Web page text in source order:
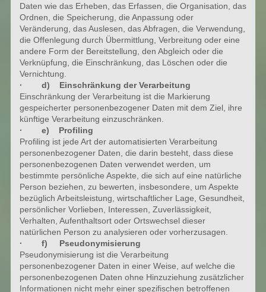
Daten wie das Erheben, das Erfassen, die Organisation, das
Ordnen, die Speicherung, die Anpassung oder
Veränderung, das Auslesen, das Abfragen, die Verwendung,
die Offenlegung durch Übermittlung, Verbreitung oder eine
andere Form der Bereitstellung, den Abgleich oder die
Verknüpfung, die Einschränkung, das Löschen oder die
Vernichtung.
· d) Einschränkung der Verarbeitung
Einschränkung der Verarbeitung ist die Markierung
gespeicherter personenbezogener Daten mit dem Ziel, ihre
künftige Verarbeitung einzuschränken.
· e) Profiling
Profiling ist jede Art der automatisierten Verarbeitung
personenbezogener Daten, die darin besteht, dass diese
personenbezogenen Daten verwendet werden, um
bestimmte persönliche Aspekte, die sich auf eine natürliche
Person beziehen, zu bewerten, insbesondere, um Aspekte
bezüglich Arbeitsleistung, wirtschaftlicher Lage, Gesundheit,
persönlicher Vorlieben, Interessen, Zuverlässigkeit,
Verhalten, Aufenthaltsort oder Ortswechsel dieser
natürlichen Person zu analysieren oder vorherzusagen.
· f) Pseudonymisierung
Pseudonymisierung ist die Verarbeitung
personenbezogener Daten in einer Weise, auf welche die
personenbezogenen Daten ohne Hinzuziehung zusätzlicher
Informationen nicht mehr einer spezifischen betroffenen